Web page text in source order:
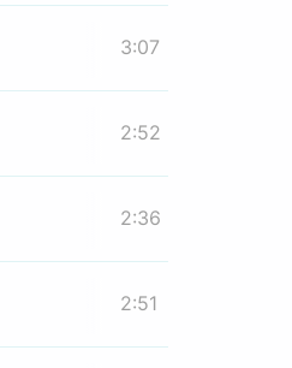
3:07
2:52
2:36
2:51